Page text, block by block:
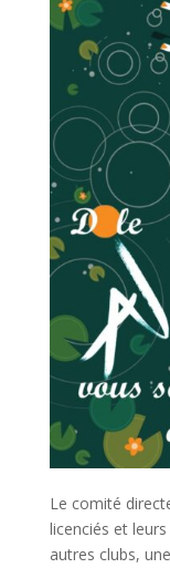
Le comité
licenciés et
autres clubs,